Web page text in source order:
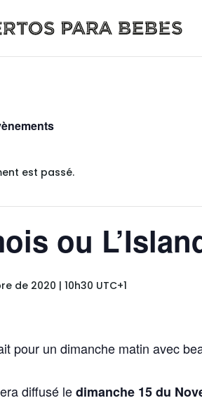
est passé.
ou
de 2020 | 10h30 UTC+1
pour undimanche matin avec
diffusé le dimanche 15 du